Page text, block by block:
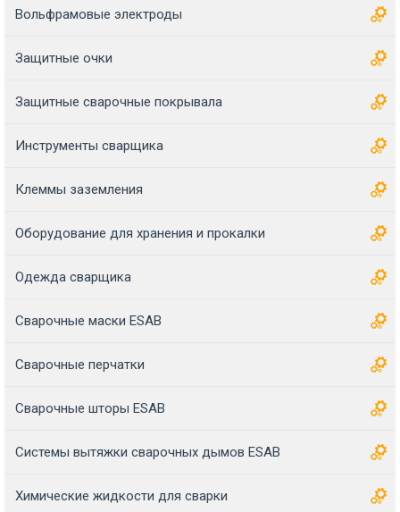
Вольфрамовые электроды
Защитные очки
Защитные сварочные покрывала
Инструменты сварщика
Клеммы заземления
Оборудование для хранения и прокалки
Одежда сварщика
Сварочные маски ESAB
Сварочные перчатки
Сварочные шторы ESAB
Системы вытяжки сварочных дымов ESAB
Химические жидкости для сварки